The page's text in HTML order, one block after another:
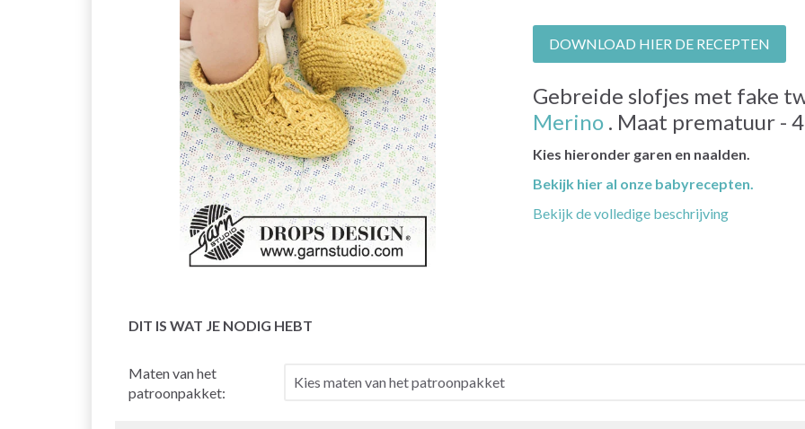
DOWNLOAD HIER DE RECEPTEN
Gebreide slofjes met fake
Merino. Maat prematuur - 4
Kies hieronder garen en naalden.
Bekijk hier al onze babyrecepten.
Bekijk de volledige beschrijving
DIT IS WAT JE NODIG HEBT
Maten van het
patroonpakket: